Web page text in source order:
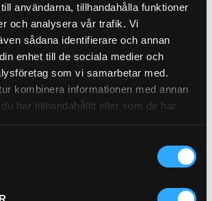
användarna, tillhandahålla funktioner
och analysera vår trafik. Vi
sådana identifierare och annan
enhet till de sociala medier och
som vi samarbetar med.
kombinera informationen med annan
har tillhandahållit eller som de har
1 311.00
Hydraulfilter Retur
21-H102
Köp